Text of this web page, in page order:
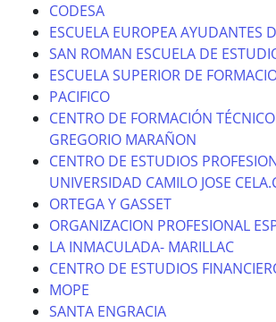
CODESA
ESCUELA EUROPEA AYUDANTES
SAN ROMAN ESCUELA DE
ESCUELA SUPERIOR DE
PACIFICO
CENTRO DE FORMACIÓN
GREGORIO MARAÑON
CENTRO DE ESTUDIOS
UNIVERSIDAD CAMILO JOSE
ORTEGA Y GASSET
ORGANIZACION PROFESIONAL
LA INMACULADA- MARILLAC
CENTRO DE ESTUDIOS
MOPE
SANTA ENGRACIA